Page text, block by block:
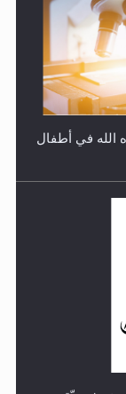
الأمن
نصف ديّة
والأظافر